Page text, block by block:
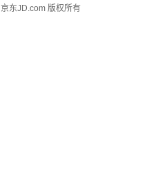
京东JD.com 版权所有